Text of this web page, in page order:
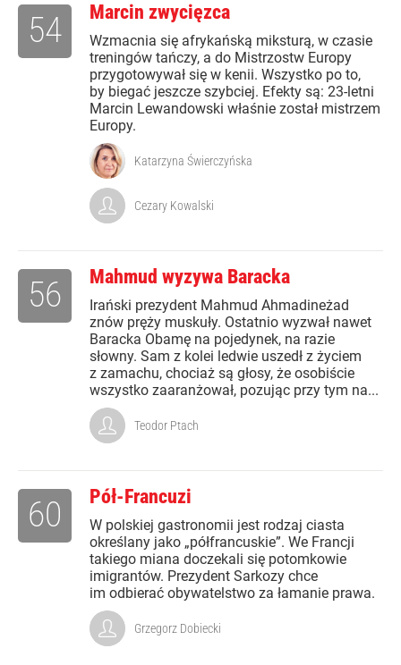
Marcin zwycięzca
Wzmacnia się afrykańską miksturą, w czasie
treningów tańczy, a do Mistrzostw Europy
przygotowywał się w kenii. Wszystko po to,
by biegać jeszcze szybciej. Efekty są: 23-letni
Marcin Lewandowski właśnie został mistrzem
Europy.
54
Katarzyna Świerczyńska
Cezary Kowalski
Mahmud wyzywa Baracka
Irański prezydent Mahmud Ahmadineżad
znów pręży muskuły. Ostatnio wyzwał nawet
Baracka Obamę na pojedynek, na razie
słowny. Sam z kolei ledwie uszedł z życiem
z zamachu, chociaż są głosy, że osobiście
wszystko zaaranżował, pozując przy tym na...
56
Teodor Ptach
Pół-Francuzi
W polskiej gastronomii jest rodzaj ciasta
określany jako „półfrancuskie”. We Francji
takiego miana doczekali się potomkowie
imigrantów. Prezydent Sarkozy chce
im odbierać obywatelstwo za łamanie prawa.
60
Grzegorz Dobiecki